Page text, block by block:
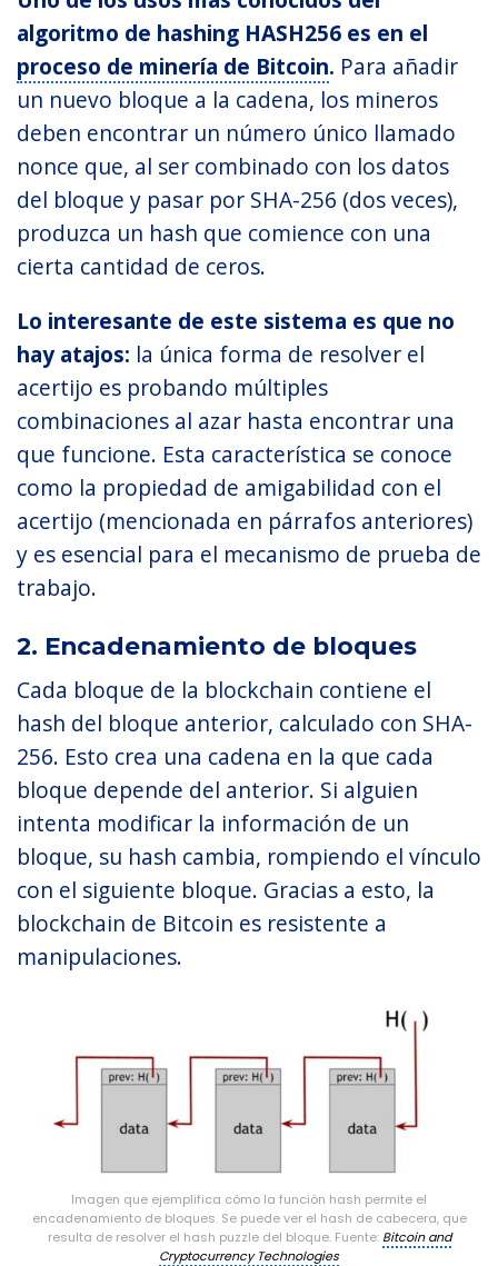
algoritmo de hashing HASH256 es en el
proceso de minería de Bitcoin. Para añadir
un nuevo bloque a la cadena, los mineros
deben encontrar un número único llamado
nonce que, al ser combinado con los datos
del bloque y pasar por SHA-256 (dos veces),
produzca un hash que comience con una
cierta cantidad de ceros.
Lo interesante de este sistema es que no
hay atajos: la única forma de resolver el
acertijo es probando múltiples
combinaciones al azar hasta encontrar una
que funcione. Esta característica se conoce
como la propiedad de amigabilidad con el
acertijo (mencionada en párrafos anteriores)
y es esencial para el mecanismo de prueba de
trabajo.
2. Encadenamiento de bloques
Cada bloque de la blockchain contiene el
hash del bloque anterior, calculado con SHA-
256. Esto crea una cadena en la que cada
bloque depende del anterior. Si alguien
intenta modificar la información de un
bloque, su hash cambia, rompiendo el vínculo
con el siguiente bloque. Gracias a esto, la
blockchain de Bitcoin es resistente a
manipulaciones.
Imagen que ejemplifica cómo la función hash permite el
encadenamiento de bloques. Se puede ver el hash de cabecera, que
resulta de resolver el hash puzzle del bloque. Fuente: Bitcoin and
Cryptocurrency Technologies